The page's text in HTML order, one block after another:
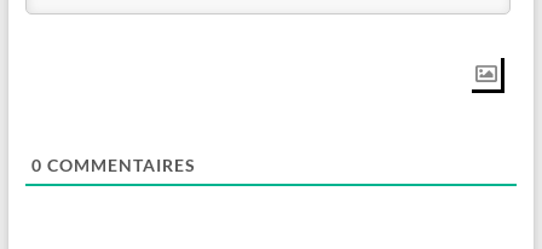
0 COMMENTAIRES